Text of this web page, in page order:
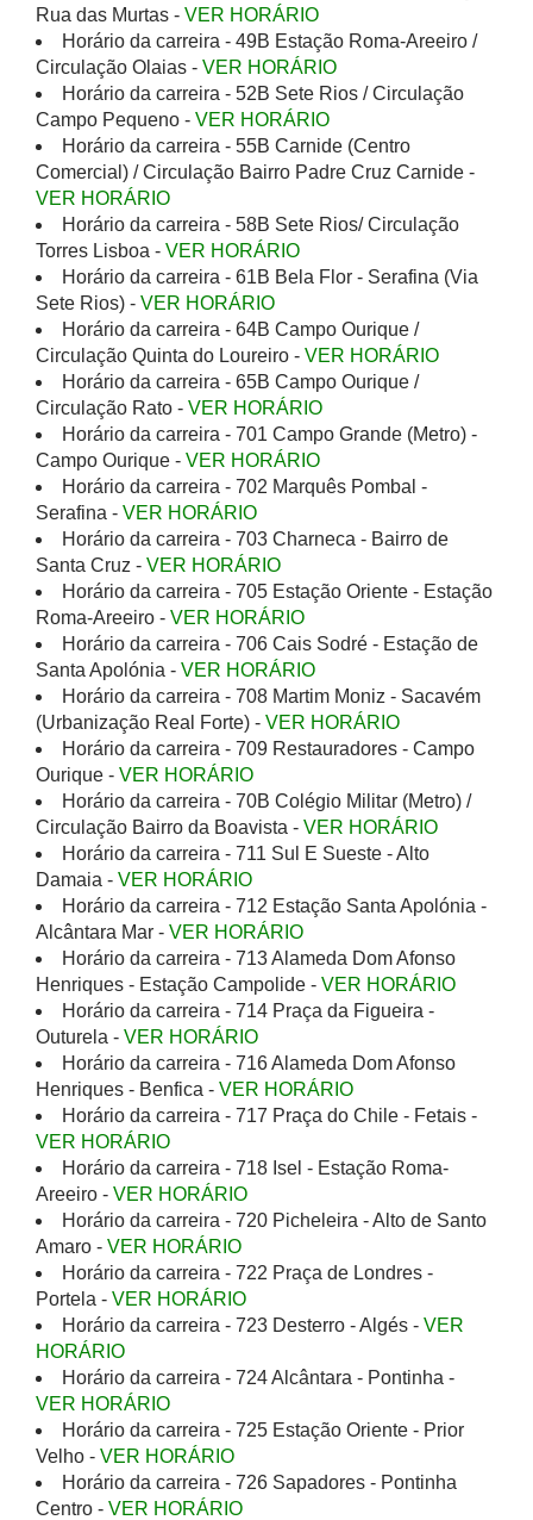
Rua das Murtas - VER HORÁRIO
Horário da carreira - 49B Estação Roma-Areeiro /
Circulação Olaias - VER HORÁRIO
Horário da carreira - 52B Sete Rios / Circulação
Campo Pequeno - VER HORÁRIO
Horário da carreira - 55B Carnide (Centro
Comercial) / Circulação Bairro Padre Cruz Carnide -
VER HORÁRIO
Horário da carreira - 58B Sete Rios/ Circulação
Torres Lisboa - VER HORÁRIO
Horário da carreira - 61B Bela Flor - Serafina (Via
Sete Rios) - VER HORÁRIO
Horário da carreira - 64B Campo Ourique /
Circulação Quinta do Loureiro - VER HORÁRIO
Horário da carreira - 65B Campo Ourique /
Circulação Rato - VER HORÁRIO
Horário da carreira - 701 Campo Grande (Metro) -
Campo Ourique - VER HORÁRIO
Horário da carreira - 702 Marquês Pombal -
Serafina - VER HORÁRIO
Horário da carreira - 703 Charneca - Bairro de
Santa Cruz - VER HORÁRIO
Horário da carreira - 705 Estação Oriente - Estação
Roma-Areeiro - VER HORÁRIO
Horário da carreira - 706 Cais Sodré - Estação de
Santa Apolónia - VER HORÁRIO
Horário da carreira - 708 Martim Moniz - Sacavém
(Urbanização Real Forte) - VER HORÁRIO
Horário da carreira - 709 Restauradores - Campo
Ourique - VER HORÁRIO
Horário da carreira - 70B Colégio Militar (Metro) /
Circulação Bairro da Boavista - VER HORÁRIO
Horário da carreira - 711 Sul E Sueste - Alto
Damaia - VER HORÁRIO
Horário da carreira - 712 Estação Santa Apolónia -
Alcântara Mar - VER HORÁRIO
Horário da carreira - 713 Alameda Dom Afonso
Henriques - Estação Campolide - VER HORÁRIO
Horário da carreira - 714 Praça da Figueira -
Outurela - VER HORÁRIO
Horário da carreira - 716 Alameda Dom Afonso
Henriques - Benfica - VER HORÁRIO
Horário da carreira - 717 Praça do Chile - Fetais -
VER HORÁRIO
Horário da carreira - 718 Isel - Estação Roma-
Areeiro - VER HORÁRIO
Horário da carreira - 720 Picheleira - Alto de Santo
Amaro - VER HORÁRIO
Horário da carreira - 722 Praça de Londres -
Portela - VER HORÁRIO
Horário da carreira - 723 Desterro - Algés - VER
HORÁRIO
Horário da carreira - 724 Alcântara - Pontinha -
VER HORÁRIO
Horário da carreira - 725 Estação Oriente - Prior
Velho - VER HORÁRIO
Horário da carreira - 726 Sapadores - Pontinha
Centro - VER HORÁRIO